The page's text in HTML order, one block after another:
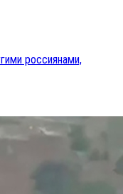
россиянами,